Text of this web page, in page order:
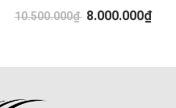
10.500.000₫ 8.000.000₫